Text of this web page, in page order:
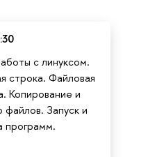
с линуксом.
строка. Файловая
Копирование и
Запуск и
программ.